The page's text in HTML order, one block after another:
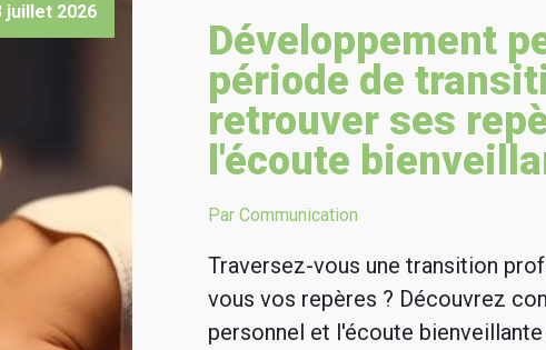
juillet 2026
Développement
période de
retrouver ses
l'écoute
Par Communication
Traversez-vous une transition
vous vos repères ? Découvrez
personnel et l'écoute